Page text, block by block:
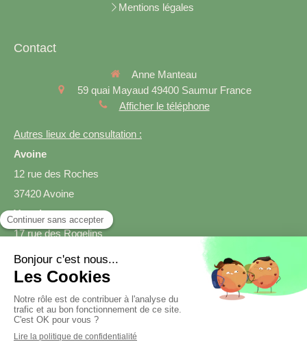
Mentions légales
Contact
Anne Manteau
59 quai Mayaud 49400 Saumur France
Afficher le téléphone
Autres lieux de consultation :
Avoine
12 rue des Roches
37420 Avoine
Varrains
17 rue des Rogelins
49400 Varrains
Prendre rendez-vous
Création et référencement du site par Simplébo